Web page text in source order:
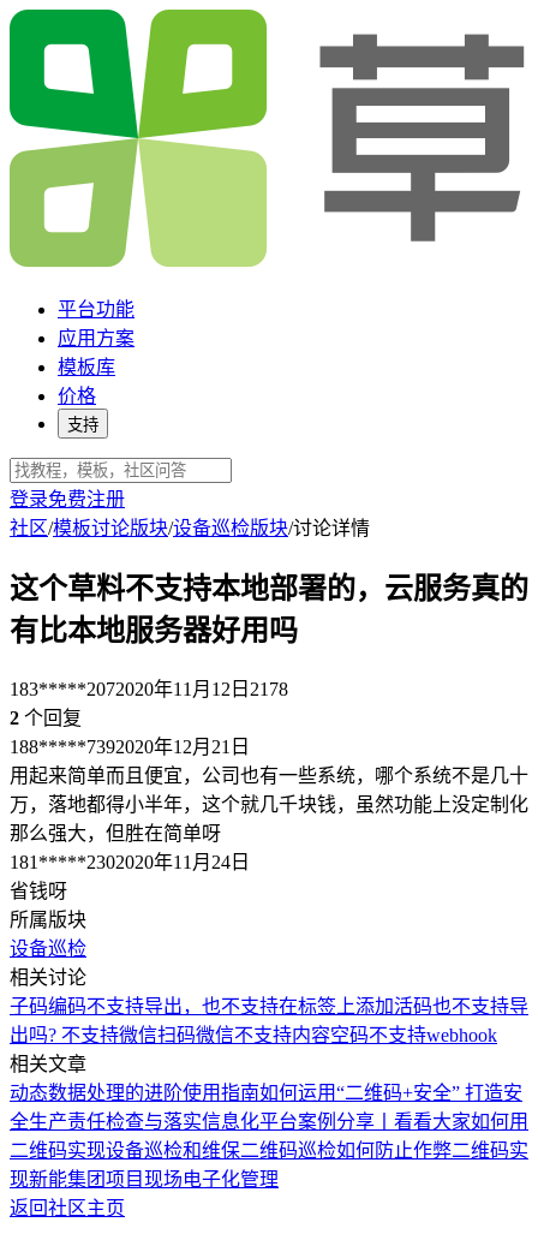
平台功能
应用方案
模板库
价格
支持
登录免费注册
社区/模板讨论版块/设备巡检版块/讨论详情
这个草料不支持本地部署的，云服务真的
有比本地服务器好用吗
183*****2072020年11月12日 2178
2 个回复
188*****7392020年12月21日
用起来简单而且便宜，公司也有一些系统，哪个系统不是几十
万，落地都得小半年，这个就几千块钱，虽然功能上没定制化
那么强大，但胜在简单呀
181*****2302020年11月24日
省钱呀
所属版块
设备巡检
相关讨论
子码编码不支持导出，也不支持在标签上添加活码也不支持导
出吗? 不支持微信扫码微信不支持内容空码不支持webhook
相关文章
动态数据处理的进阶使用指南如何运用“二维码+安全” 打造安
全生产责任检查与落实信息化平台案例分享丨看看大家如何用
二维码实现设备巡检和维保二维码巡检如何防止作弊二维码实
现新能集团项目现场电子化管理
返回社区主页